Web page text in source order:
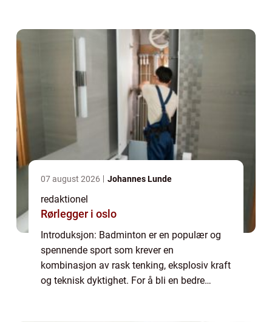
07 august 2026 Johannes Lunde
redaktionel
Rørlegger i oslo
Introduksjon: Badminton er en populær og
spennende sport som krever en
kombinasjon av rask tenking, eksplosiv kraft
og teknisk dyktighet. For å bli en bedre